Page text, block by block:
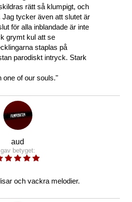
rätt så klumpigt, och
Jag tycker även att slutet är
för alla inblandade är inte
grymt kul att se
staplas på
parodiskt intryck. Stark
one of our souls."
aud
gav betyget:
och vackra melodier.